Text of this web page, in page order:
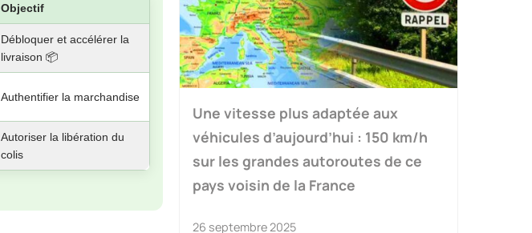
Objectif
Débloquer et accélérer la
livraison 📦
Authentifier la marchandise
Autoriser la libération du
colis
Une vitesse plus adaptée aux
véhicules d’aujourd’hui : 150 km/h
sur les grandes autoroutes de ce
pays voisin de la France
26 septembre 2025